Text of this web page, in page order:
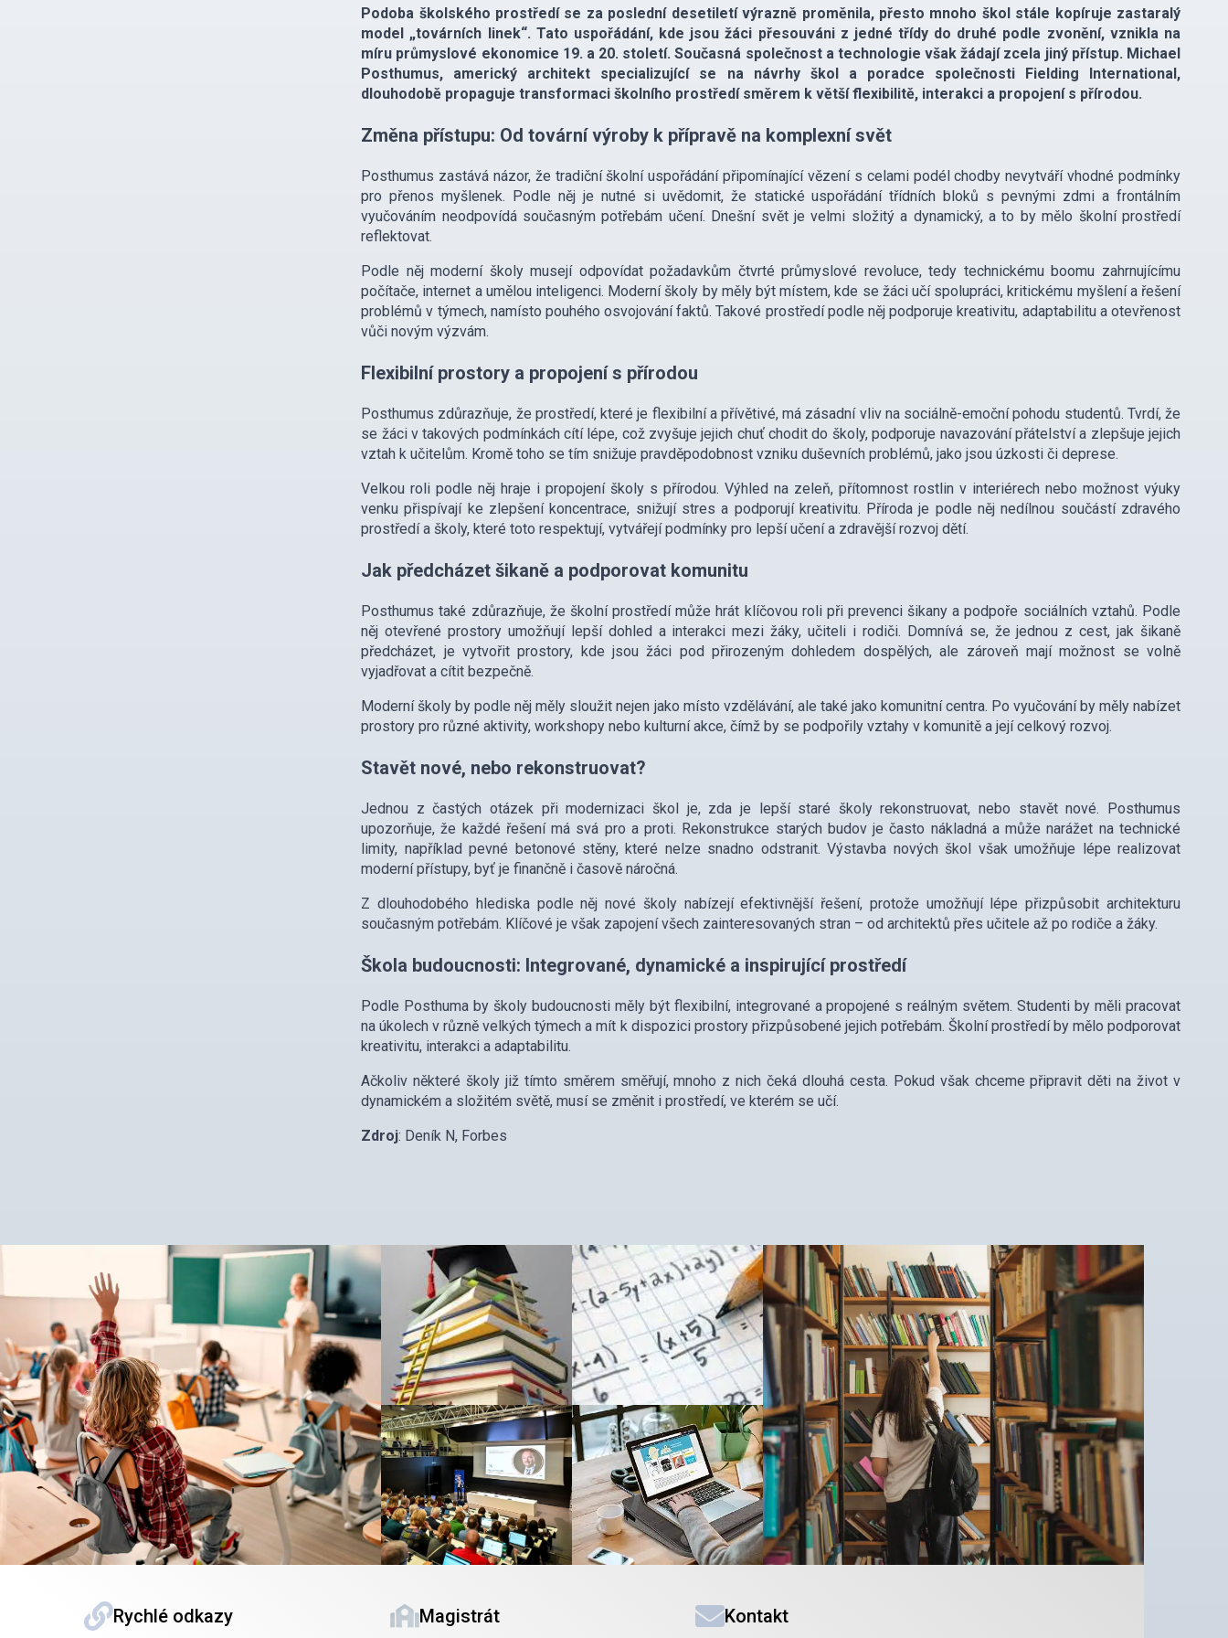
Podoba školského prostředí se za poslední desetiletí výrazně proměnila, přesto mnoho škol stále kopíruje zastaralý
model „továrních linek“. Tato uspořádání, kde jsou žáci přesouváni z jedné třídy do druhé podle zvonění, vznikla na
míru průmyslové ekonomice 19. a 20. století. Současná společnost a technologie však žádají zcela jiný přístup. Michael
Posthumus, americký architekt specializující se na návrhy škol a poradce společnosti Fielding International,
dlouhodobě propaguje transformaci školního prostředí směrem k větší flexibilitě, interakci a propojení s přírodou.
Změna přístupu: Od tovární výroby k přípravě na komplexní svět
Posthumus zastává názor, že tradiční školní uspořádání připomínající vězení s celami podél chodby nevytváří vhodné podmínky
pro přenos myšlenek. Podle něj je nutné si uvědomit, že statické uspořádání třídních bloků s pevnými zdmi a frontálním
vyučováním neodpovídá současným potřebám učení. Dnešní svět je velmi složitý a dynamický, a to by mělo školní prostředí
reflektovat.
Podle něj moderní školy musejí odpovídat požadavkům čtvrté průmyslové revoluce, tedy technickému boomu zahrnujícímu
počítače, internet a umělou inteligenci. Moderní školy by měly být místem, kde se žáci učí spolupráci, kritickému myšlení a řešení
problémů v týmech, namísto pouhého osvojování faktů. Takové prostředí podle něj podporuje kreativitu, adaptabilitu a otevřenost
vůči novým výzvám.
Flexibilní prostory a propojení s přírodou
Posthumus zdůrazňuje, že prostředí, které je flexibilní a přívětivé, má zásadní vliv na sociálně-emoční pohodu studentů. Tvrdí, že
se žáci v takových podmínkách cítí lépe, což zvyšuje jejich chuť chodit do školy, podporuje navazování přátelství a zlepšuje jejich
vztah k učitelům. Kromě toho se tím snižuje pravděpodobnost vzniku duševních problémů, jako jsou úzkosti či deprese.
Velkou roli podle něj hraje i propojení školy s přírodou. Výhled na zeleň, přítomnost rostlin v interiérech nebo možnost výuky
venku přispívají ke zlepšení koncentrace, snižují stres a podporují kreativitu. Příroda je podle něj nedílnou součástí zdravého
prostředí a školy, které toto respektují, vytvářejí podmínky pro lepší učení a zdravější rozvoj dětí.
Jak předcházet šikaně a podporovat komunitu
Posthumus také zdůrazňuje, že školní prostředí může hrát klíčovou roli při prevenci šikany a podpoře sociálních vztahů. Podle
něj otevřené prostory umožňují lepší dohled a interakci mezi žáky, učiteli i rodiči. Domnívá se, že jednou z cest, jak šikaně
předcházet, je vytvořit prostory, kde jsou žáci pod přirozeným dohledem dospělých, ale zároveň mají možnost se volně
vyjadřovat a cítit bezpečně.
Moderní školy by podle něj měly sloužit nejen jako místo vzdělávání, ale také jako komunitní centra. Po vyučování by měly nabízet
prostory pro různé aktivity, workshopy nebo kulturní akce, čímž by se podpořily vztahy v komunitě a její celkový rozvoj.
Stavět nové, nebo rekonstruovat?
Jednou z častých otázek při modernizaci škol je, zda je lepší staré školy rekonstruovat, nebo stavět nové. Posthumus
upozorňuje, že každé řešení má svá pro a proti. Rekonstrukce starých budov je často nákladná a může narážet na technické
limity, například pevné betonové stěny, které nelze snadno odstranit. Výstavba nových škol však umožňuje lépe realizovat
moderní přístupy, byť je finančně i časově náročná.
Z dlouhodobého hlediska podle něj nové školy nabízejí efektivnější řešení, protože umožňují lépe přizpůsobit architekturu
současným potřebám. Klíčové je však zapojení všech zainteresovaných stran – od architektů přes učitele až po rodiče a žáky.
Škola budoucnosti: Integrované, dynamické a inspirující prostředí
Podle Posthuma by školy budoucnosti měly být flexibilní, integrované a propojené s reálným světem. Studenti by měli pracovat
na úkolech v různě velkých týmech a mít k dispozici prostory přizpůsobené jejich potřebám. Školní prostředí by mělo podporovat
kreativitu, interakci a adaptabilitu.
Ačkoliv některé školy již tímto směrem směřují, mnoho z nich čeká dlouhá cesta. Pokud však chceme připravit děti na život v
dynamickém a složitém světě, musí se změnit i prostředí, ve kterém se učí.
Zdroj: Deník N, Forbes
Rychlé odkazy Magistrát Kontakt